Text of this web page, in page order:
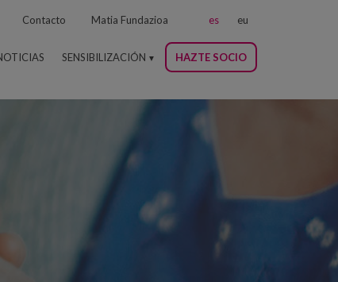
SENSIBILIZACIÓN HAZTE SOCIO
es eu
Contacto Matia Fundazioa